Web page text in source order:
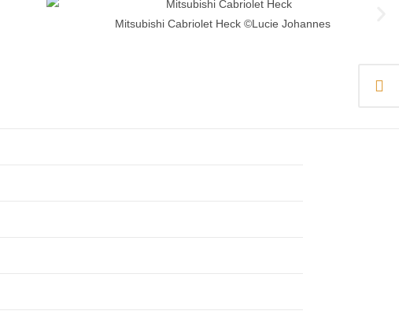
Mitsubishi Cabriolet Heck ©Lucie Johannes